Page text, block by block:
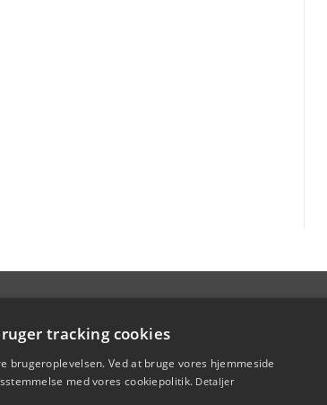
tracking cookies
brugeroplevelsen. Ved at bruge vores hjemmeside
med vores cookiepolitik. Detaljer